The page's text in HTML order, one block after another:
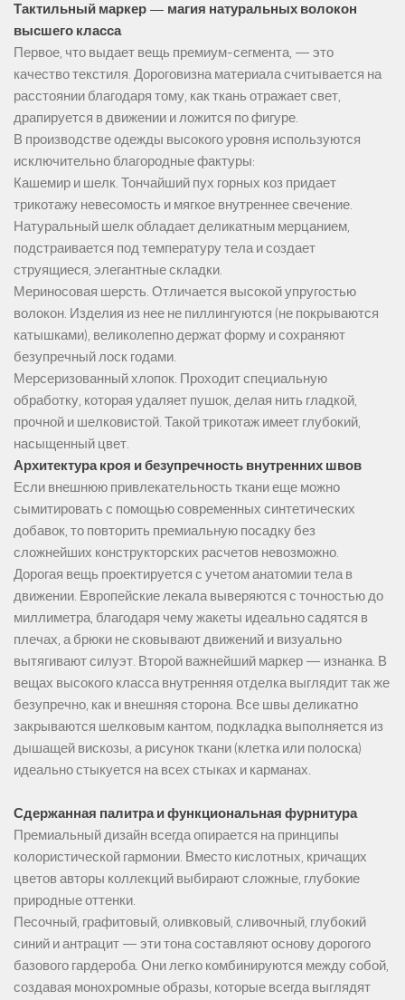
Тактильный маркер — магия натуральных волокон
высшего класса
Первое, что выдает вещь премиум-сегмента, — это
качество текстиля. Дороговизна материала считывается на
расстоянии благодаря тому, как ткань отражает свет,
драпируется в движении и ложится по фигуре.
В производстве одежды высокого уровня используются
исключительно благородные фактуры:
Кашемир и шелк. Тончайший пух горных коз придает
трикотажу невесомость и мягкое внутреннее свечение.
Натуральный шелк обладает деликатным мерцанием,
подстраивается под температуру тела и создает
струящиеся, элегантные складки.
Мериносовая шерсть. Отличается высокой упругостью
волокон. Изделия из нее не пиллингуются (не покрываются
катышками), великолепно держат форму и сохраняют
безупречный лоск годами.
Мерсеризованный хлопок. Проходит специальную
обработку, которая удаляет пушок, делая нить гладкой,
прочной и шелковистой. Такой трикотаж имеет глубокий,
насыщенный цвет.
Архитектура кроя и безупречность внутренних швов
Если внешнюю привлекательность ткани еще можно
сымитировать с помощью современных синтетических
добавок, то повторить премиальную посадку без
сложнейших конструкторских расчетов невозможно.
Дорогая вещь проектируется с учетом анатомии тела в
движении. Европейские лекала выверяются с точностью до
миллиметра, благодаря чему жакеты идеально садятся в
плечах, а брюки не сковывают движений и визуально
вытягивают силуэт. Второй важнейший маркер — изнанка. В
вещах высокого класса внутренняя отделка выглядит так же
безупречно, как и внешняя сторона. Все швы деликатно
закрываются шелковым кантом, подкладка выполняется из
дышащей вискозы, а рисунок ткани (клетка или полоска)
идеально стыкуется на всех стыках и карманах.
Сдержанная палитра и функциональная фурнитура
Премиальный дизайн всегда опирается на принципы
колористической гармонии. Вместо кислотных, кричащих
цветов авторы коллекций выбирают сложные, глубокие
природные оттенки.
Песочный, графитовый, оливковый, сливочный, глубокий
синий и антрацит — эти тона составляют основу дорогого
базового гардероба. Они легко комбинируются между собой,
создавая монохромные образы, которые всегда выглядят